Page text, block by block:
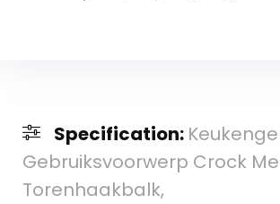
Specification:
Gebruiksvoorwerp Crock
Torenhaakbalk,